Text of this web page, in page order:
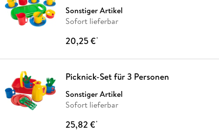
Sonstiger Artikel
Sofort lieferbar
20,25 €*
Picknick-Set für 3 Personen
Sonstiger Artikel
Sofort lieferbar
25,82 €*